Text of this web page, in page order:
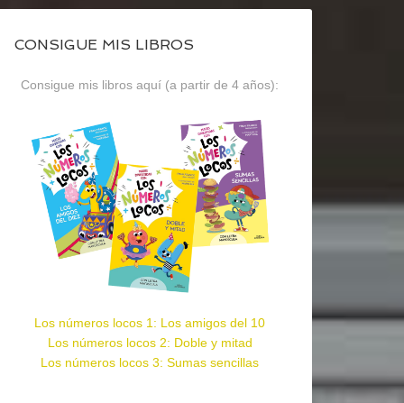
CONSIGUE MIS LIBROS
Consigue mis libros aquí (a partir de 4 años):
Los números locos 1: Los amigos del 10
Los números locos 2: Doble y mitad
Los números locos 3: Sumas sencillas